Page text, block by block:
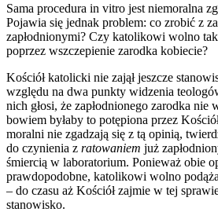
Sama procedura in vitro jest niemoralna
Pojawia się jednak problem: co zrobić z
zapłodnionymi? Czy katolikowi wolno
poprzez wszczepienie zarodka kobiecie?
Kościół katolicki nie zajął jeszcze
względu na dwa punkty widzenia
nich głosi, że zapłodnionego zarodka nie
bowiem byłaby to potępiona przez
moralni nie zgadzają się z tą opinią,
do czynienia z ratowaniem już
śmiercią w laboratorium. Ponieważ obie
prawdopodobne, katolikowi wolno
– do czasu aż Kościół zajmie w tej
stanowisko.